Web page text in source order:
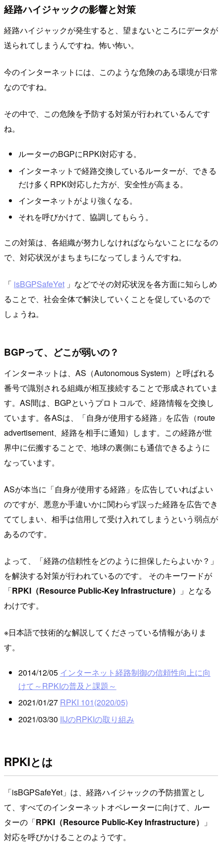
経路ハイジャックの影響と対策
経路ハイジャックが発生すると、望まないところにデータが
送られてしまうんですね。怖い怖い。
今のインターネットには、このような危険のある環境が日常
なのですね。
その中で、この危険を予防する対策が行われているんです
ね。
ルーターのBGPにRPKI対応する。
インターネットで経路交換しているルーターが、できる
だけ多くRPKI対応した方が、安全性が高まる。
インターネットがより強くなる。
それを呼びかけて、協調してもらう。
この対策は、各組織が努力しなければならないことになるの
で、対応状況がまちまちになってしまうんですね。
「 isBGPSafeYet 」などでその対応状況を各方面に知らしめ
ることで、社会全体で解決していくことを促しているので
しょうね。
BGPって、どこが弱いの？
インターネットは、AS（Autonomous System）と呼ばれる
番号で識別される組織が相互接続することで形成されていま
す。AS間は、BGPというプロトコルで、経路情報を交換し
ています。各ASは、「自身が使用する経路」を広告（route
advertisement、経路を相手に通知）します。この経路が世
界中に伝搬することで、地球の裏側にも通信できるように
なっています。
ASが本当に「自身が使用する経路」を広告していればよい
のですが、悪意か手違いかに関わらず誤った経路を広告でき
ててしまい、相手は信用して受け入れてしまうという弱点が
あるのです。
よって、「経路の信頼性をどのように担保したらよいか？」
を解決する対策が行われているのです。 そのキーワードが
「RPKI（Resource Public-Key Infrastructure）
」となる
わけです。
※日本語で技術的な解説してくださっている情報がありま
す。
2014/12/05 インターネット経路制御の信頼性向上に向
けて～RPKIの普及と課題～
2021/01/27 RPKI 101(2020/05)
2021/03/30 IIJのRPKIの取り組み
RPKIとは
「isBGPSafeYet」は、経路ハイジャックの予防措置とし
て、すべてのインターネットオペレーターに向けて、ルー
ターの「RPKI（Resource Public-Key Infrastructure）
」
対応を呼びかけることのようです。